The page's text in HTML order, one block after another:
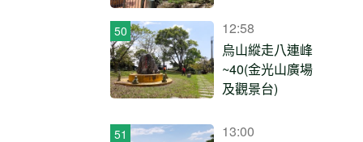
12:58
烏山縱走八連峰
~40(金光山廣場
及觀景台)
13:00